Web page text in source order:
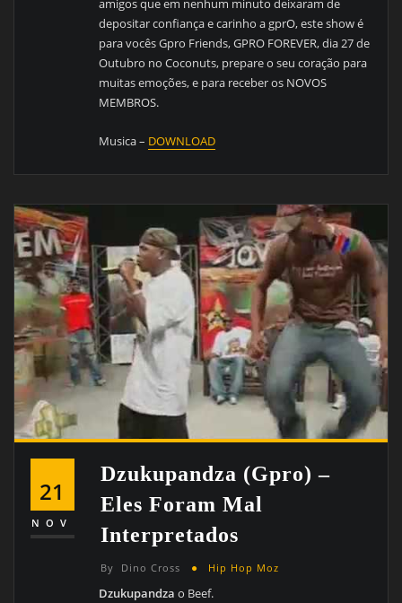
amigos que em nenhum minuto deixaram de
depositar confiança e carinho a gprO, este show é
para vocês Gpro Friends, GPRO FOREVER, dia 27 de
Outubro no Coconuts, prepare o seu coração para
muitas emoções, e para receber os NOVOS
MEMBROS.
Musica – DOWNLOAD
21
NOV
Dzukupandza (Gpro) –
Eles Foram Mal
Interpretados
By Dino Cross Hip Hop Moz
Dzukupandza o Beef.